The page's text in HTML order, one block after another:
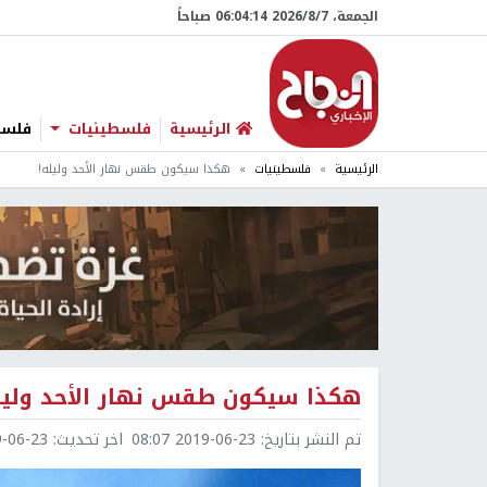
الجمعة، 7/‏8/‏2026 06:04:15 صباحاً
الرئيسية فلسطينيات
الرئيسية فلسطينيات هكذا سيكون طقس نهار الأحد وليله!
هكذا سيكون طقس نهار الأحد
تم النشر بتاريخ: 2019-06-23 08:07 اخر تحديث: 23 08:37